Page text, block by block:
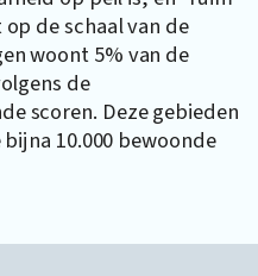
de schaal van de
woont 5% van de
de
scoren. Deze gebieden
10.000 bewoonde